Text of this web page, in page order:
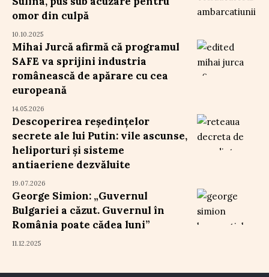
omor din culpă
10.10.2025
Mihai Jurcă afirmă că programul
SAFE va sprijini industria
românească de apărare cu cea
europeană
14.05.2026
Descoperirea reședințelor
secrete ale lui Putin: vile ascunse,
heliporturi și sisteme
antiaeriene dezvăluite
19.07.2026
George Simion: „Guvernul
Bulgariei a căzut. Guvernul în
România poate cădea luni”
11.12.2025